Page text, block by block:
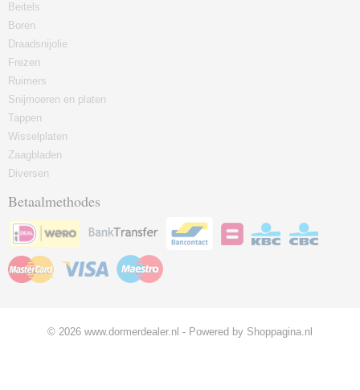
Beitels
Boren
Draadsnijolie
Frezen
Ruimers
Snijmoeren en platen
Tappen
Wisselplaten
Zaagbladen
Diversen
Betaalmethodes
© 2026 www.dormerdealer.nl - Powered by Shoppagina.nl